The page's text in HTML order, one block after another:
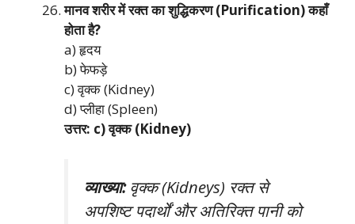
मानव शरीर में रक्त का शुद्धिकरण (Purification) कहाँ
होता है?
a) हृदय
b) फेफड़े
c) वृक्क (Kidney)
d) प्लीहा (Spleen)
उत्तर: c) वृक्क (Kidney)
व्याख्या:वृक्क (Kidneys) रक्त से
अपशिष्ट पदार्थों और अतिरिक्त पानी को